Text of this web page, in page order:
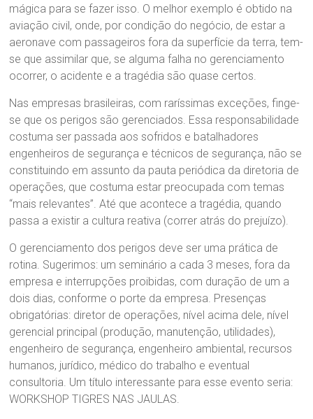
mágica para se fazer isso. O melhor exemplo é obtido na
aviação civil, onde, por condição do negócio, de estar a
aeronave com passageiros fora da superfície da terra, tem-
se que assimilar que, se alguma falha no gerenciamento
ocorrer, o acidente e a tragédia são quase certos.
Nas empresas brasileiras, com raríssimas exceções, finge-
se que os perigos são gerenciados. Essa responsabilidade
costuma ser passada aos sofridos e batalhadores
engenheiros de segurança e técnicos de segurança, não se
constituindo em assunto da pauta periódica da diretoria de
operações, que costuma estar preocupada com temas
“mais relevantes”. Até que acontece a tragédia, quando
passa a existir a cultura reativa (correr atrás do prejuízo).
O gerenciamento dos perigos deve ser uma prática de
rotina. Sugerimos: um seminário a cada 3 meses, fora da
empresa e interrupções proibidas, com duração de um a
dois dias, conforme o porte da empresa. Presenças
obrigatórias: diretor de operações, nível acima dele, nível
gerencial principal (produção, manutenção, utilidades),
engenheiro de segurança, engenheiro ambiental, recursos
humanos, jurídico, médico do trabalho e eventual
consultoria. Um título interessante para esse evento seria:
WORKSHOP TIGRES NAS JAULAS.